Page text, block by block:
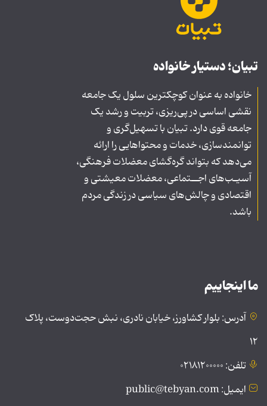
تبیان؛ دستیار خانواده
خانواده به عنوان کوچکترین سلول یک جامعه
نقشی اساسی در پی‌ریزی، تربیت و رشد یک
جامعه قوی دارد. تبیان با تسهیل‌گری و
توانمندسازی، خدمات و محتواهایی را ارائه
می‌دهد که بتواند گره‌گشای معضلات فرهنگی،
آسیـب‌های اجــتماعی، معضلات معیشتی و
اقتصادی و چالش‌های سیاسی در زندگی مردم
باشد.
ما اینجاییم
آدرس: بلوار کشاورز، خیابان نادری، نبش حجت‌دوست، پلاک
۱۲
تلفن: ۰۲۱۸۱۲۰۰۰۰۰
ایمیل: public@tebyan.com